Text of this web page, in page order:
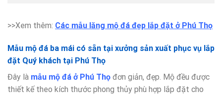
>>Xem thêm: Các mẫu lăng mộ đá đẹp lắp đặt ở Phú Thọ
Mẫu mộ đá ba mái có sẵn tại xưởng sản xuất phục vụ lắp
đặt Quý khách tại Phú Thọ
Đây là mẫu mộ đá ở Phú Thọ đơn giản, đẹp. Mộ đều được
thiết kế theo kích thước phong thủy phù hợp lắp đặt cho